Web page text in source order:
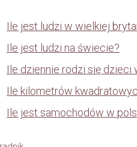
Ile jest ludzi w wielkiej
Ile jest ludzi na świecie?
Ile dziennie rodzi się dzieci
Ile kilometrów
Ile jest samochodów w